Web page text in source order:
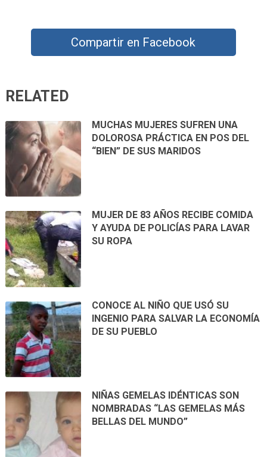
Compartir en Facebook
RELATED
MUCHAS MUJERES SUFREN UNA
DOLOROSA PRÁCTICA EN POS DEL
“BIEN” DE SUS MARIDOS
MUJER DE 83 AÑOS RECIBE COMIDA
Y AYUDA DE POLICÍAS PARA LAVAR
SU ROPA
CONOCE AL NIÑO QUE USÓ SU
INGENIO PARA SALVAR LA ECONOMÍA
DE SU PUEBLO
NIÑAS GEMELAS IDÉNTICAS SON
NOMBRADAS “LAS GEMELAS MÁS
BELLAS DEL MUNDO”